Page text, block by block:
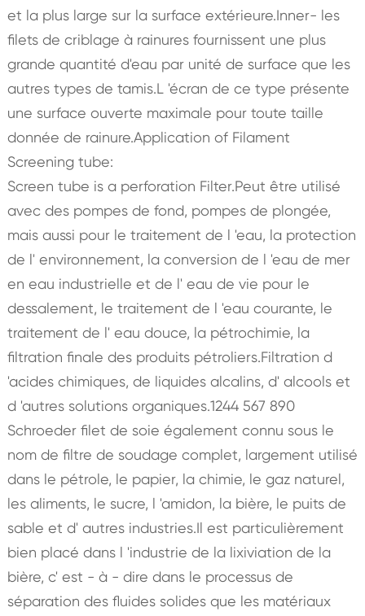
et la plus large sur la surface extérieure.Inner- les
filets de criblage à rainures fournissent une plus
grande quantité d'eau par unité de surface que les
autres types de tamis.L 'écran de ce type présente
une surface ouverte maximale pour toute taille
donnée de rainure.Application of Filament
Screening tube:
Screen tube is a perforation Filter.Peut être utilisé
avec des pompes de fond, pompes de plongée,
mais aussi pour le traitement de l 'eau, la protection
de l' environnement, la conversion de l 'eau de mer
en eau industrielle et de l' eau de vie pour le
dessalement, le traitement de l 'eau courante, le
traitement de l' eau douce, la pétrochimie, la
filtration finale des produits pétroliers.Filtration d
'acides chimiques, de liquides alcalins, d' alcools et
d 'autres solutions organiques.1244 567 890
Schroeder filet de soie également connu sous le
nom de filtre de soudage complet, largement utilisé
dans le pétrole, le papier, la chimie, le gaz naturel,
les aliments, le sucre, l 'amidon, la bière, le puits de
sable et d' autres industries.Il est particulièrement
bien placé dans l 'industrie de la lixiviation de la
bière, c' est - à - dire dans le processus de
séparation des fluides solides que les matériaux